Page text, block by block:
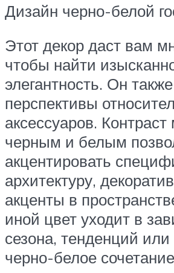
Дизайн черно-белой
Этот декор даст вам
чтобы найти
элегантность. Он
перспективы
аксессуаров.
черным и белым
акцентировать
архитектуру,
акценты в
иной цвет уходит в
сезона, тенденций или
черно-белое сочетание